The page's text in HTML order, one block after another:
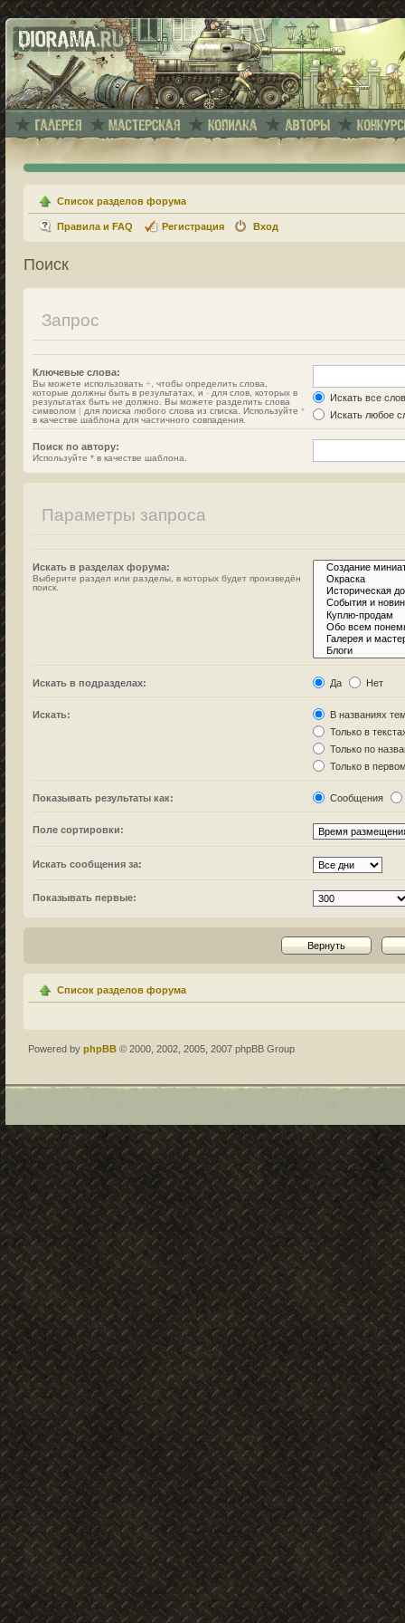
Список разделов форума
Правила и FAQ Регистрация Вход
Поиск
Запрос
Ключевые слова:
Вы можете использовать + , чтобы определить слова,
которые должны быть в результатах, и - для слов, которых в
результатах быть не должно. Вы можете разделить слова
символом | для поиска любого слова из списка. Используйте *
в качестве шаблона для частичного совпадения.
Искать все
Искать любое
Поиск по автору:
Используйте * в качестве шаблона.
Параметры запроса
Искать в разделах форума:
Выберите раздел или разделы, в которых будет произведён
поиск.
Искать в подразделах: Да Нет
Искать:
В названиях
Только в
Только по
Только в
Показывать результаты как: Сообщения
Поле сортировки:
Искать сообщения за:
Показывать первые:
Список разделов форума
Powered by phpBB © 2000, 2002, 2005, 2007 phpBB Group